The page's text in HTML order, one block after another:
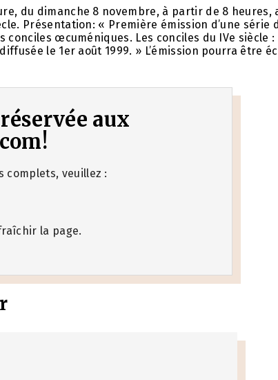
du dimanche 8 novembre, à partir de 8 heures,
Présentation: « Première émission d’une série
œcuméniques. Les conciles du IVe siècle :
le 1er août 1999. » L’émission pourra être
aux
complets, veuillez :
la page.